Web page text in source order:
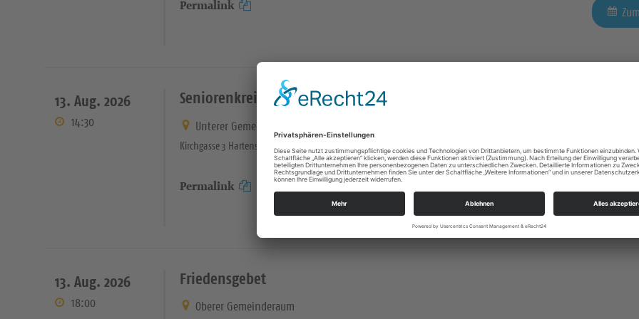
Permalink
13. Aug. 2026
14:30
Seniorenkreis
Unterer Gemeinderaum
Kirchgasse 3 Hartenstein
Permalink
13. Aug. 2026
18:00
Friedensgebet
Oberer Gemeinderaum